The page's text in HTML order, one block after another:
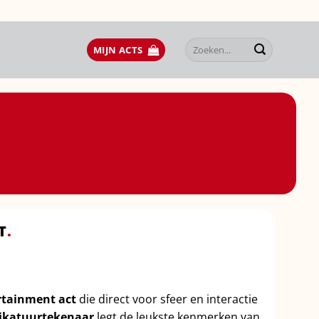
MIJN ACTS
Zoeken
naar:
.
actdie direct voor sfeer en interactie